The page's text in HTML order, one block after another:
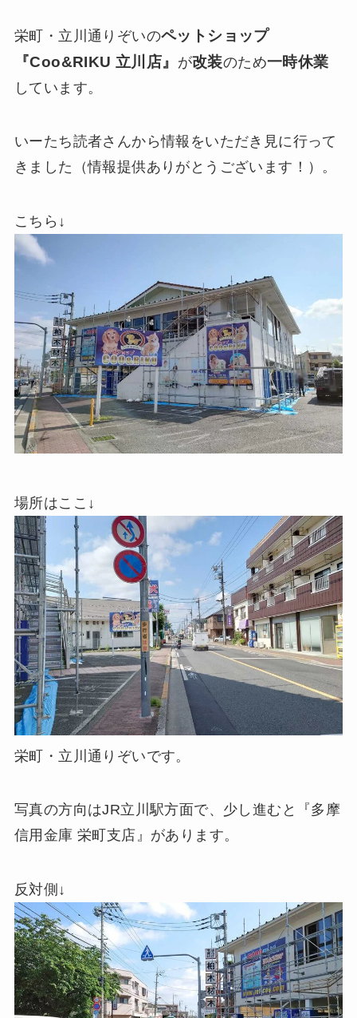
栄町・立川通りぞいのペットショップ
『Coo&RIKU 立川店』 が改装のため一時休業
しています。
いーたち読者さんから情報をいただき見に行って
きました（情報提供ありがとうございます！）。
こちら↓
場所はここ↓
栄町・立川通りぞいです。
写真の方向はJR立川駅方面で、少し進むと『多摩
信用金庫 栄町支店』があります。
反対側↓